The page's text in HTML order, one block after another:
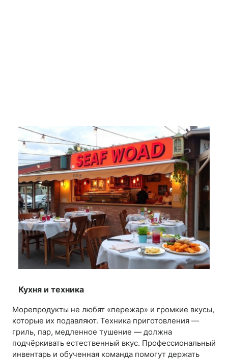
Кухня и техника
Морепродукты не любят «пережар» и громкие вкусы,
которые их подавляют. Техника приготовления —
гриль, пар, медленное тушение — должна
подчёркивать естественный вкус. Профессиональный
инвентарь и обученная команда помогут держать